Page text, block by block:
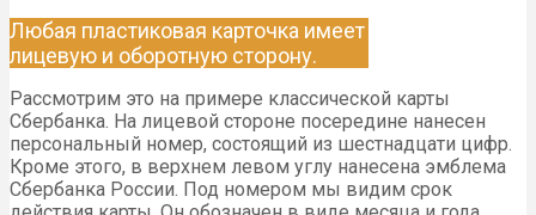
Любая пластиковая карточка имеет
лицевую и оборотную сторону.
Рассмотрим это на примере классической карты
Сбербанка. На лицевой стороне посередине нанесен
персональный номер, состоящий из шестнадцати цифр.
Кроме этого, в верхнем левом углу нанесена эмблема
Сбербанка России. Под номером мы видим срок